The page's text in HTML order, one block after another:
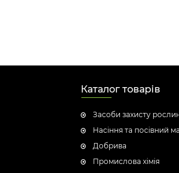
Каталог товарів
Засоби захисту
Насіння та посівний
Добрива
Промислова хімія